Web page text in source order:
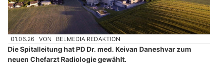
01.06.26 VON BELMEDIA REDAKTION
Die Spitalleitung hat PD Dr. med. Keivan Daneshvar zum
neuen Chefarzt Radiologie gewählt.